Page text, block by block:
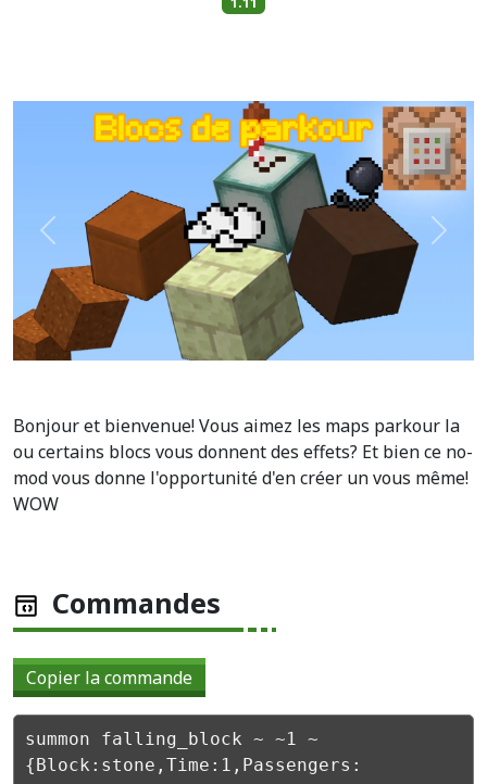
Précédent
Bonjour et bienvenue! Vous aimez les maps parkour la
ou certains blocs vous donnent des effets? Et bien ce no-
mod vous donne l'opportunité d'en créer un vous même!
WOW
Commandes
Copier la commande